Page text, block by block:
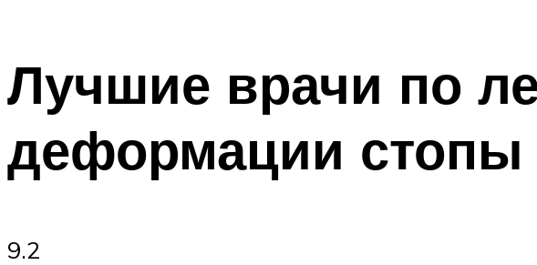
Лучшие врачи по
деформации стопы
9.2